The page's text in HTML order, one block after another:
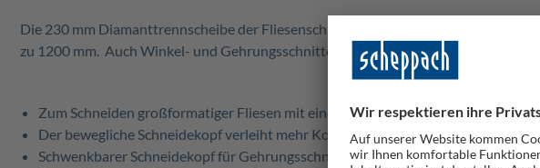
Die 230 mm Diamanttrennscheibe der Fliesenschneidmaschine FS4700 von
zu 1200 mm. Auch Winkel- und Gehrungsschnitte gelingen dank
Zum Schneiden großformatiger Fliesen mit einer Kantenlänge von 1200 mm
Der bewegliche Schneidekopf verleiht mehr Kontrolle beim Schneiden
Schwenkbarer Schneidekopf für Gehrungsschnitte